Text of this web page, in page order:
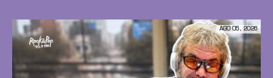
AGO 05, 2026